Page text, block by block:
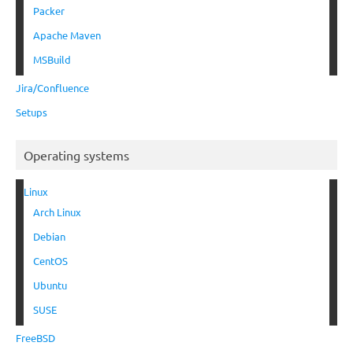
Packer
Apache Maven
MSBuild
Jira/Confluence
Setups
Operating systems
Linux
Arch Linux
Debian
CentOS
Ubuntu
SUSE
FreeBSD